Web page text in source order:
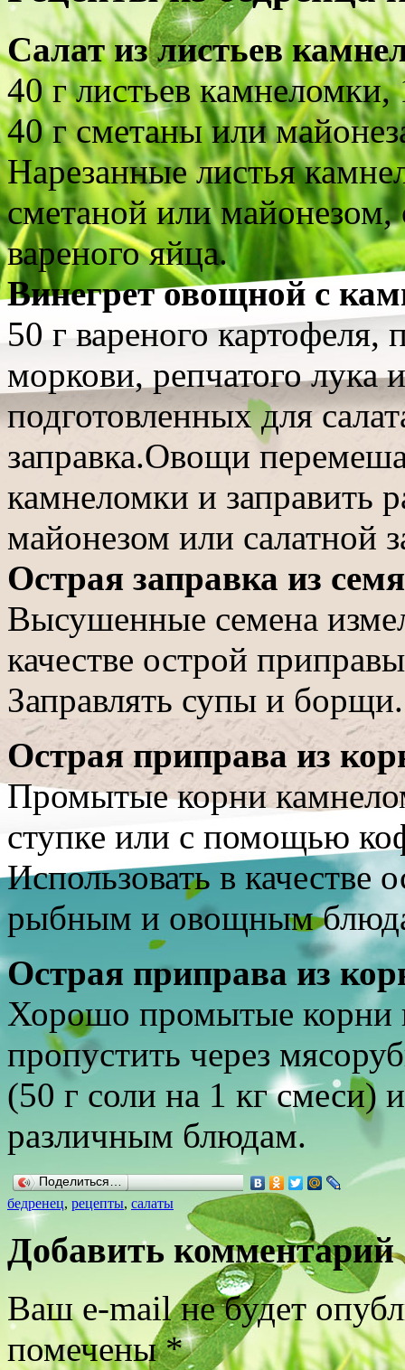
Салат из листьев
40 г листьев камнеломки,
40 г сметаны или
Нарезанные листья
сметаной или
вареного яйца.
Винегрет овощной с
50 г вареного
моркови, репчатого лука
подготовленных для
заправка.Овощи
камнеломки и заправить
майонезом или салатной
Острая заправка из
Высушенные семена
качестве острой
Заправлять супы и борщи.
Острая приправа из
Промытые корни
ступке или с помощью
Использовать в
рыбным и овощным
Острая приправа из
Хорошо промытые корни
пропустить через
(50 г соли на 1 кг смеси)
различным блюдам.
Поделиться…
бедренец, рецепты, салаты
Добавить комментарий
Ваш e-mail не будет
помечены*